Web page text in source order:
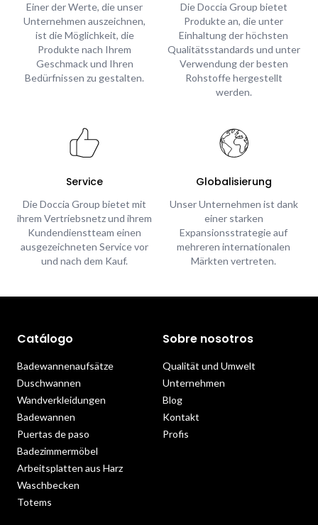
Einer der Werte, die unser
Unternehmen auszeichnen,
ist die Möglichkeit, die
Produkte nach Ihrem
Geschmack und Ihren
Bedürfnissen zu gestalten.
Die Doccia Group bietet
Produkte an, die unter
Einhaltung der höchsten
Qualitätsstandards und unter
Verwendung der besten
Rohstoffe hergestellt
werden.
Service
Die Doccia Group bietet mit
ihrem Vertriebsnetz und ihrem
Kundendienstteam einen
ausgezeichneten Service vor
und nach dem Kauf.
Globalisierung
Unser Unternehmen ist dank
einer starken
Expansionsstrategie auf
mehreren internationalen
Märkten vertreten.
Catálogo
Badewannenaufsätze
Duschwannen
Wandverkleidungen
Badewannen
Puertas de paso
Badezimmermöbel
Arbeitsplatten aus Harz
Waschbecken
Totems
Sobre nosotros
Qualität und Umwelt
Unternehmen
Blog
Kontakt
Profis